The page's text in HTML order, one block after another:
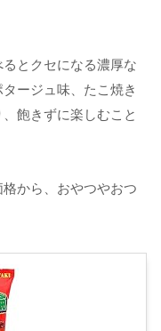
とクセになる濃厚な
ージュ味、たこ焼き
飽きずに楽しむこと
から、おやつやおつ